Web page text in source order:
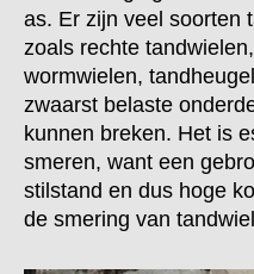
as. Er zijn veel soorten
zoals rechte
wormwielen,
zwaarst belaste
kunnen breken. Het is
smeren, want een
stilstand en dus hoge
de smering van